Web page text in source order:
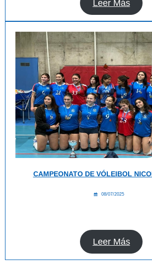
Leer Más
CAMPEONATO DE VÓLEIBOL
08/07/2025
Leer Más